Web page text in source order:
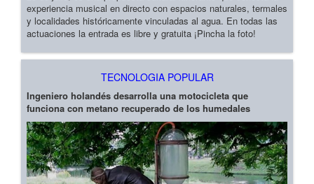
experiencia musical en directo con espacios naturales, termales
y localidades históricamente vinculadas al agua. En todas las
actuaciones la entrada es libre y gratuita ¡Pincha la foto!
TECNOLOGIA POPULAR
Ingeniero holandés desarrolla una motocicleta que
funciona con metano recuperado de los humedales